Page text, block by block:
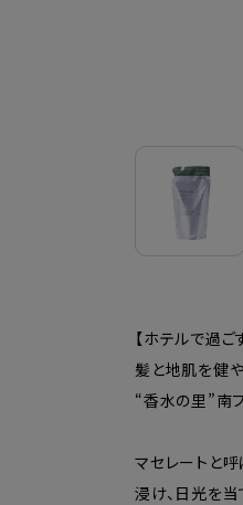
【ホテルで過
髪と地肌を健
“香水の里”南
マセレートと
浸け、日光を